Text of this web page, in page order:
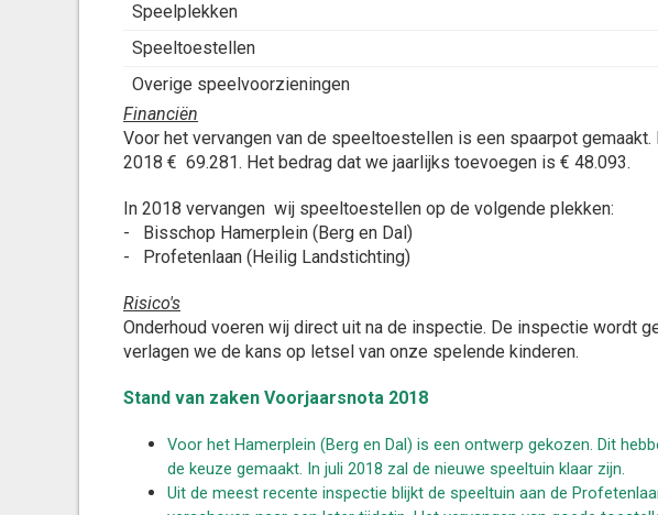
Speelplekken
Speeltoestellen
Overige speelvoorzieningen
Financiën
Voor het vervangen van de speeltoestellen is een spaarpot
2018 € 69.281. Het bedrag dat we jaarlijks toevoegen is € 48.093.
In 2018 vervangen wij speeltoestellen op de volgende plekken:
- Bisschop Hamerplein (Berg en Dal)
- Profetenlaan (Heilig Landstichting)
Risico's
Onderhoud voeren wij direct uit na de inspectie. De inspectie wordt
verlagen we de kans op letsel van onze spelende kinderen.
Stand van zaken Voorjaarsnota 2018
Voor het Hamerplein (Berg en Dal) is een ontwerp gekozen. Dit
de keuze gemaakt. In juli 2018 zal de nieuwe speeltuin klaar zijn.
Uit de meest recente inspectie blijkt de speeltuin aan de